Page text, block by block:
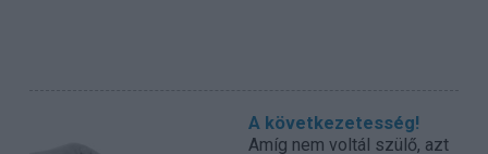
A következetesség!
Amíg nem voltál szülő, azt